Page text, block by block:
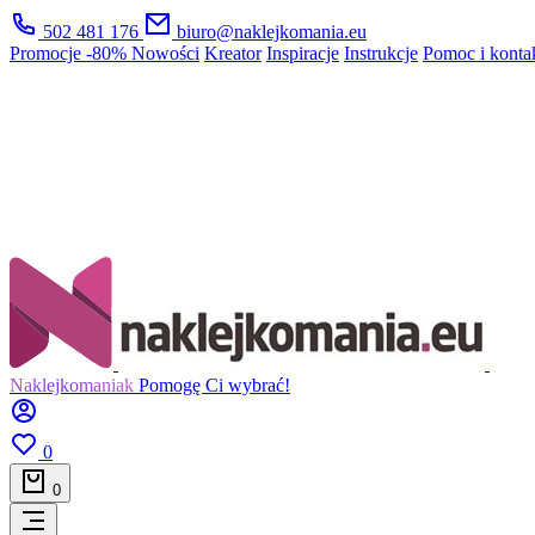
502 481 176
biuro@naklejkomania.eu
Promocje -80% Nowości Kreator Inspiracje Instrukcje Pomoc i
Naklejkomaniak Pomogę Ci wybrać!
0
0